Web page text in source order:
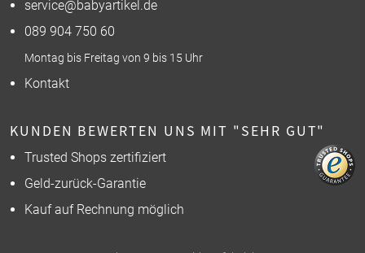
service@babyartikel.de
089 904 750 60
Montag bis Freitag von 9 bis 15 Uhr
Kontakt
KUNDEN BEWERTEN UNS MIT "SEHR GUT"
Trusted Shops zertifiziert
Geld-zurück-Garantie
Kauf auf Rechnung möglich